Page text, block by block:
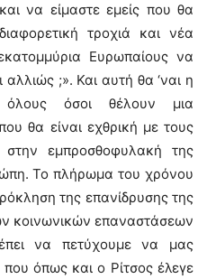
να είμαστε εμείς που θα
τροχιά και νέα
Ευρωπαίους να
αλλιώς ;». Και αυτή θα ‘ναι η
όσοι θέλουν μια
θα είναι εχθρική με τους
εμπροσθοφυλακή της
Το πλήρωμα του χρόνου
της επανίδρυσης της
κοινωνικών επαναστάσεων
να πετύχουμε να μας
όπως και ο Ρίτσος έλεγε